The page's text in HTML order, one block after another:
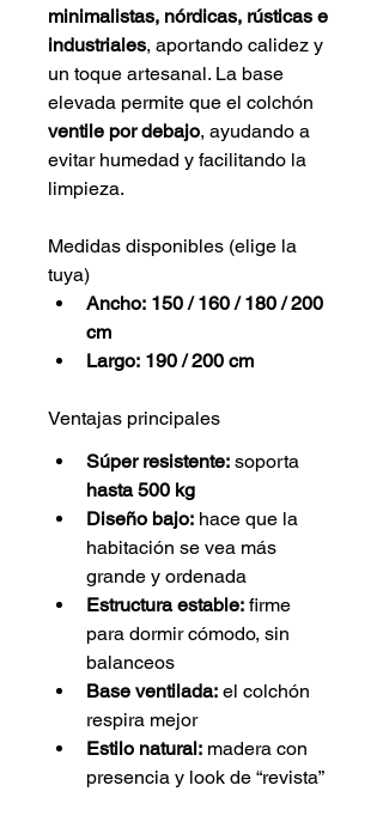
minimalistas, nórdicas, rústicas e
industriales, aportando calidez y
un toque artesanal. La base
elevada permite que el colchón
ventile por debajo, ayudando a
evitar humedad y facilitando la
limpieza.
Medidas disponibles (elige la
tuya)
Ancho: 150 / 160 / 180 / 200
cm
Largo: 190 / 200 cm
Ventajas principales
Súper resistente: soporta
hasta 500 kg
Diseño bajo: hace que la
habitación se vea más
grande y ordenada
Estructura estable: firme
para dormir cómodo, sin
balanceos
Base ventilada: el colchón
respira mejor
Estilo natural: madera con
presencia y look de “revista”